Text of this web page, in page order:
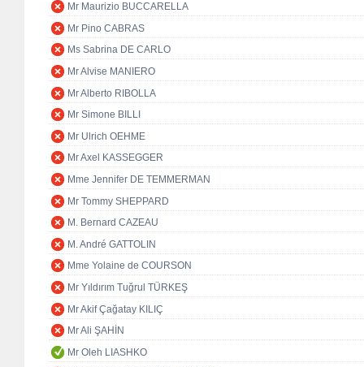
Mr Maurizio BUCCARELLA
Mr Pino CABRAS
Ms Sabrina DE CARLO
Mr Alvise MANIERO
Mr Alberto RIBOLLA
Mr Simone BILLI
Mr Ulrich OEHME
Mr Axel KASSEGGER
Mme Jennifer DE TEMMERMAN
Mr Tommy SHEPPARD
M. Bernard CAZEAU
M. André GATTOLIN
Mme Yolaine de COURSON
Mr Yıldırım Tuğrul TÜRKEŞ
Mr Akif Çağatay KILIÇ
Mr Ali ŞAHİN
Mr Oleh LIASHKO